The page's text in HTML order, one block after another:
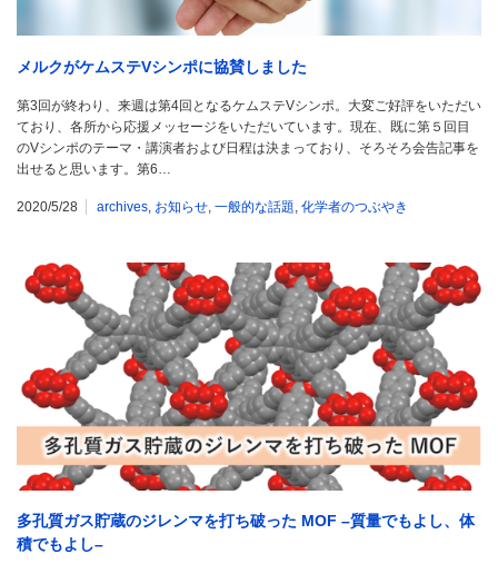
メルクがケムステVシンポに協賛しました
第3回が終わり、来週は第4回となるケムステVシンポ。大変ご好評をいただい
ており、各所から応援メッセージをいただいています。現在、既に第５回目
のVシンポのテーマ・講演者および日程は決まっており、そろそろ会告記事を
出せると思います。第6…
2020/5/28 archives お知らせ 一般的な話題 化学者のつぶやき
多孔質ガス貯蔵のジレンマを打ち破った MOF –質量でもよし、体
積でもよし–